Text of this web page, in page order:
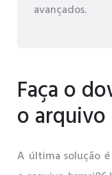
avançados.
Faça o
o
A última solução